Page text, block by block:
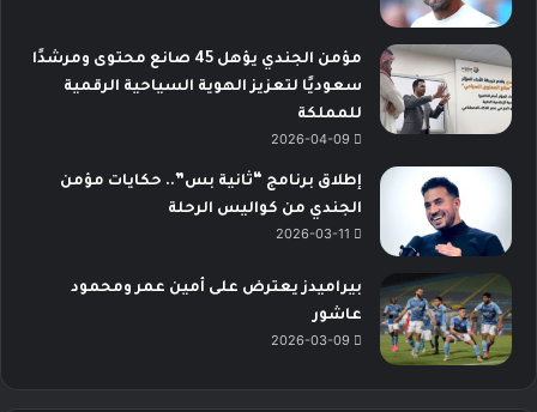
مؤمن الجندي يؤهل 45 صانع محتوى ومرشدًا
سعوديًا لتعزيز الهوية السياحية الرقمية
للمملكة
2026-04-09
إطلاق برنامج “ثانية بس”.. حكايات مؤمن
الجندي من كواليس الرحلة
2026-03-11
بيراميدز يعترض على أمين عمر ومحمود
عاشور
2026-03-09